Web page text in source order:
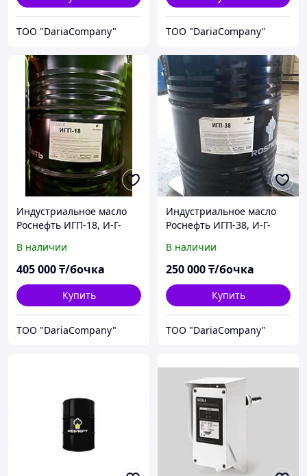
TOO "DariaCompany" TOO "DariaCompany"
Индустриальное масло
Роснефть ИГП-18, И-Г-
В наличии
405 000₸/бочка
Купить
TOO "DariaCompany"
Индустриальное масло
Роснефть ИГП-38, И-Г-
В наличии
250 000₸/бочка
Купить
TOO "DariaCompany"